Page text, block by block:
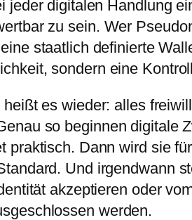
jeder digitalen Handlung
zu sein. Wer
staatlich definierte
sondern eine
heißt es wieder: alles
so beginnen digitale
praktisch. Dann wird sie
Und irgendwann
akzeptieren oder
werden.